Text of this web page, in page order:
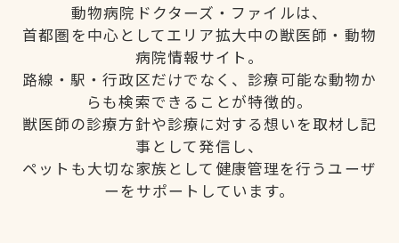
動物病院ドクターズ・ファイルは、
首都圏を中心としてエリア拡大中の獣医師・動物
病院情報サイト。
路線・駅・行政区だけでなく、診療可能な動物か
らも検索できることが特徴的。
獣医師の診療方針や診療に対する想いを取材し記
事として発信し、
ペットも大切な家族として健康管理を行うユーザ
ーをサポートしています。